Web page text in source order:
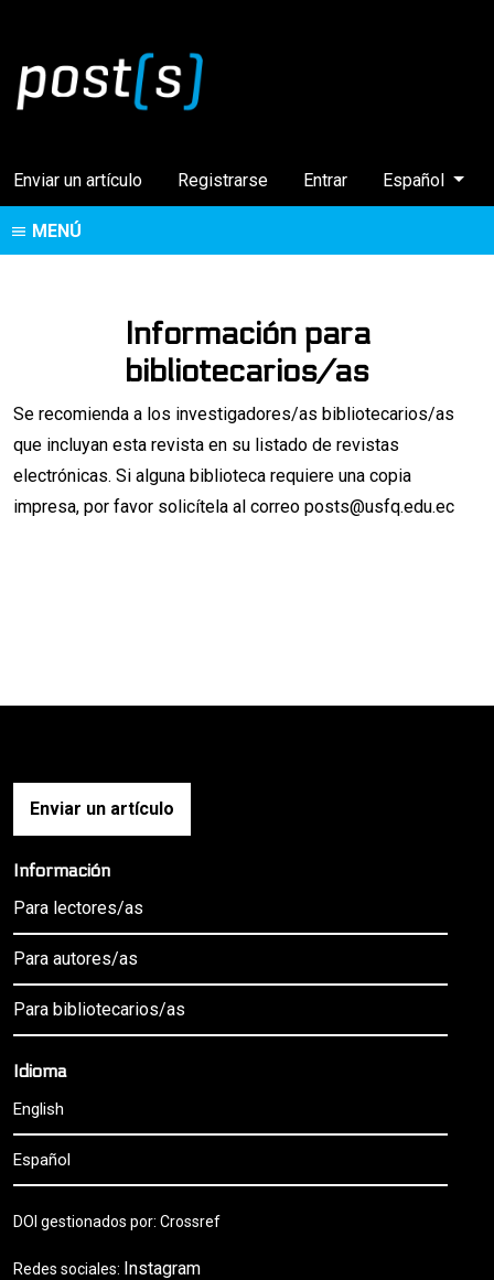
Enviar un artículo Registrarse Entrar Cambiar el
Español
MENÚ
Información para
bibliotecarios/as
Se recomienda a los investigadores/as bibliotecarios/as
que incluyan esta revista en su listado de revistas
electrónicas. Si alguna biblioteca requiere una copia
impresa, por favor solicítela al correo posts@usfq.edu.ec
Enviar un artículo
Información
Para lectores/as
Para autores/as
Para bibliotecarios/as
Idioma
English
Español
DOI gestionados por: Crossref
Redes sociales: Instagram